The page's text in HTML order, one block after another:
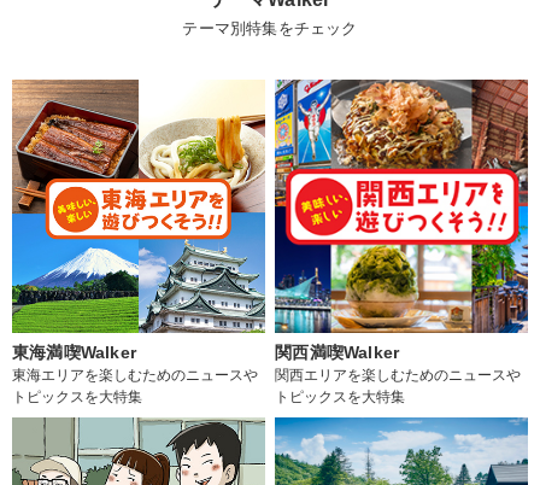
テーマ別特集をチェック
東海満喫Walker
東海エリアを楽しむためのニュースや
トピックスを大特集
関西満喫Walker
関西エリアを楽しむためのニュースや
トピックスを大特集